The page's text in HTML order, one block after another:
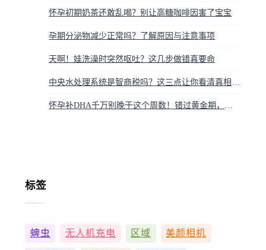
怀孕初期奶茶还敢乱喝？别让高糖咖啡因害了宝宝
孕期分泌物减少正常吗？了解原因与注意事项
天啊！娃洗澡时突然呕吐？这几步做错真要命
标签
蜱虫 无人机充电 区域 美颜相机